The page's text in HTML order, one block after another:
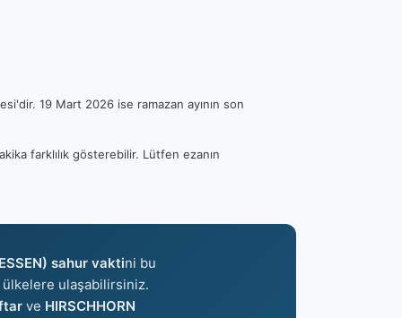
19 Mart 2026 ise ramazan ayının son
farklılık gösterebilir. Lütfen ezanın
sahur vaktini bu
ulaşabilirsiniz.
ve HIRSCHHORN